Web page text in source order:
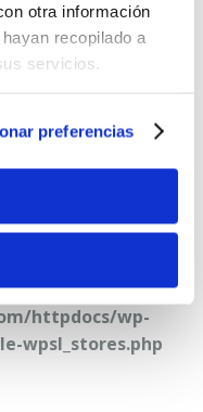
otra información
recopilado a
servicios.
preferencias
httpdocs/wp-
wpsl_stores.php